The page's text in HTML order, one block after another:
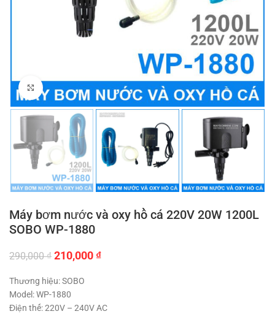
Click to enlarge
Máy bơm nước và oxy hồ cá 220V 20W 1200L
SOBO WP-1880
290,000₫ Giá
là:
290,000 ₫.
210,000 ₫Giá
210,000 ₫.
Thương hiệu: SOBO
Model: WP-1880
Điện thế: 220V – 240V AC